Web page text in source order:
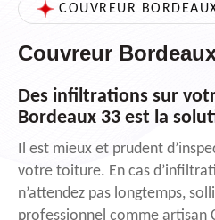
COUVREUR
Couvreur
Des infiltrations sur
Bordeaux 33 est la
Il est mieux et prudent
votre toiture. En cas
n’attendez pas longtemps,
professionnel comme artisan